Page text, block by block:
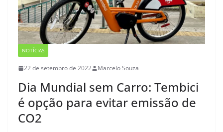
NOTÍCIAS
22 de setembro de 2022 Marcelo Souza
Dia Mundial sem Carro: Tembici
é opção para evitar emissão de
CO2